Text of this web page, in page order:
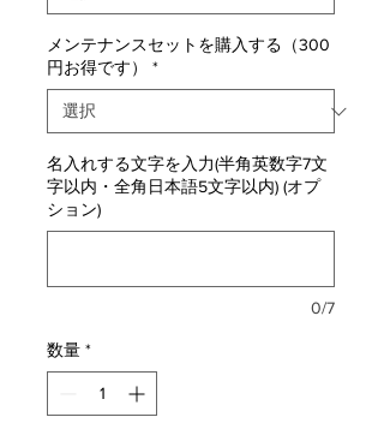
メンテナンスセットを購入する（300
円お得です）
*
名入れする文字を入力(半角英数字7文
字以内・全角日本語5文字以内) (オプ
ション)
0/7
数量 *